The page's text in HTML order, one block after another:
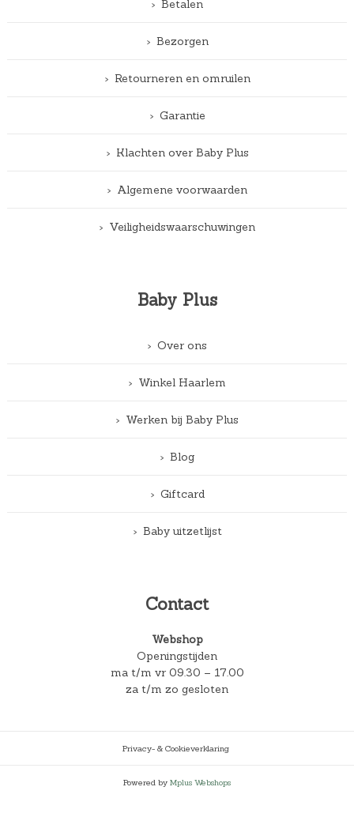
Betalen
Bezorgen
Retourneren en omruilen
Garantie
Klachten over Baby Plus
Algemene voorwaarden
Veiligheidswaarschuwingen
Baby Plus
Over ons
Winkel Haarlem
Werken bij Baby Plus
Blog
Giftcard
Baby uitzetlijst
Contact
Webshop
Openingstijden
ma t/m vr 09.30 – 17.00
za t/m zo gesloten
Privacy- & Cookieverklaring
Powered by Mplus Webshops